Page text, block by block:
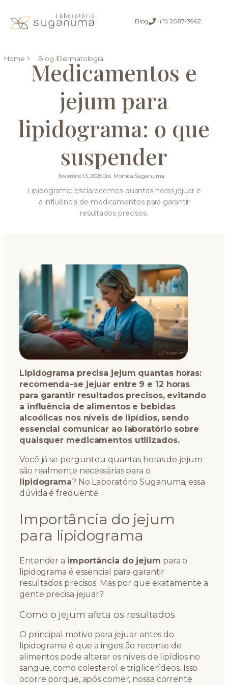
Blog (11) 2087-3962
Home Blog Dermatologia
Medicamentos e
jejum para
lipidograma: o que
suspender
fevereiro 13, 2026Dra. Monica Suganuma
Lipidograma: esclarecemos quantas horas jejuar e
a influência de medicamentos para garantir
resultados precisos.
Lipidograma precisa jejum quantas horas:
recomenda-se jejuar entre 9 e 12 horas
para garantir resultados precisos, evitando
a influência de alimentos e bebidas
alcoólicas nos níveis de lipídios, sendo
essencial comunicar ao laboratório sobre
quaisquer medicamentos utilizados.
Você já se perguntou quantas horas de jejum
são realmente necessárias para o
lipidograma? No Laboratório Suganuma, essa
dúvida é frequente.
Importância do jejum
para lipidograma
Entender a importância do jejum para o
lipidograma é essencial para garantir
resultados precisos. Mas por que exatamente a
gente precisa jejuar?
Como o jejum afeta os resultados
O principal motivo para jejuar antes do
lipidograma é que a ingestão recente de
alimentos pode alterar os níveis de lipídios no
sangue, como colesterol e triglicerídeos. Isso
ocorre porque, após comer, nossa corrente